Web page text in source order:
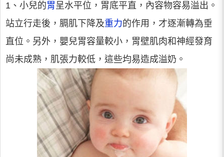
1、小兒的胃 呈水平位，胃底平直，內容物容易溢出。
站立行走後，膈肌下降及重力的作用，才逐漸轉為垂
直位。另外，嬰兒胃容量較小，胃壁肌肉和神經發育
尚未成熟，肌張力較低，這些均易造成溢奶。